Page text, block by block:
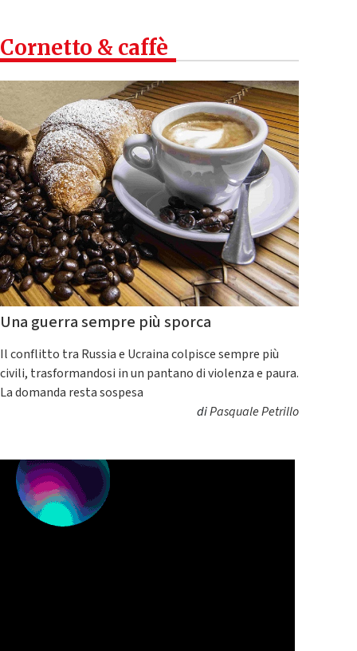
Cornetto & caffè
Una guerra sempre più sporca
Il conflitto tra Russia e Ucraina colpisce sempre più
civili, trasformandosi in un pantano di violenza e paura.
La domanda resta sospesa
diPasquale Petrillo